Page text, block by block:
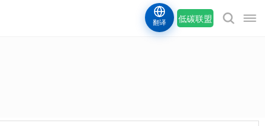
低碳联盟
翻译